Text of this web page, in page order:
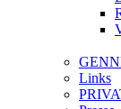
Links